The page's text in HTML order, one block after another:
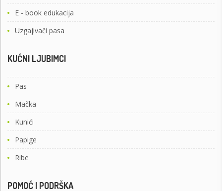
E - book edukacija
Uzgajivači pasa
KUĆNI LJUBIMCI
Pas
Mačka
Kunići
Papige
Ribe
POMOĆ I PODRŠKA